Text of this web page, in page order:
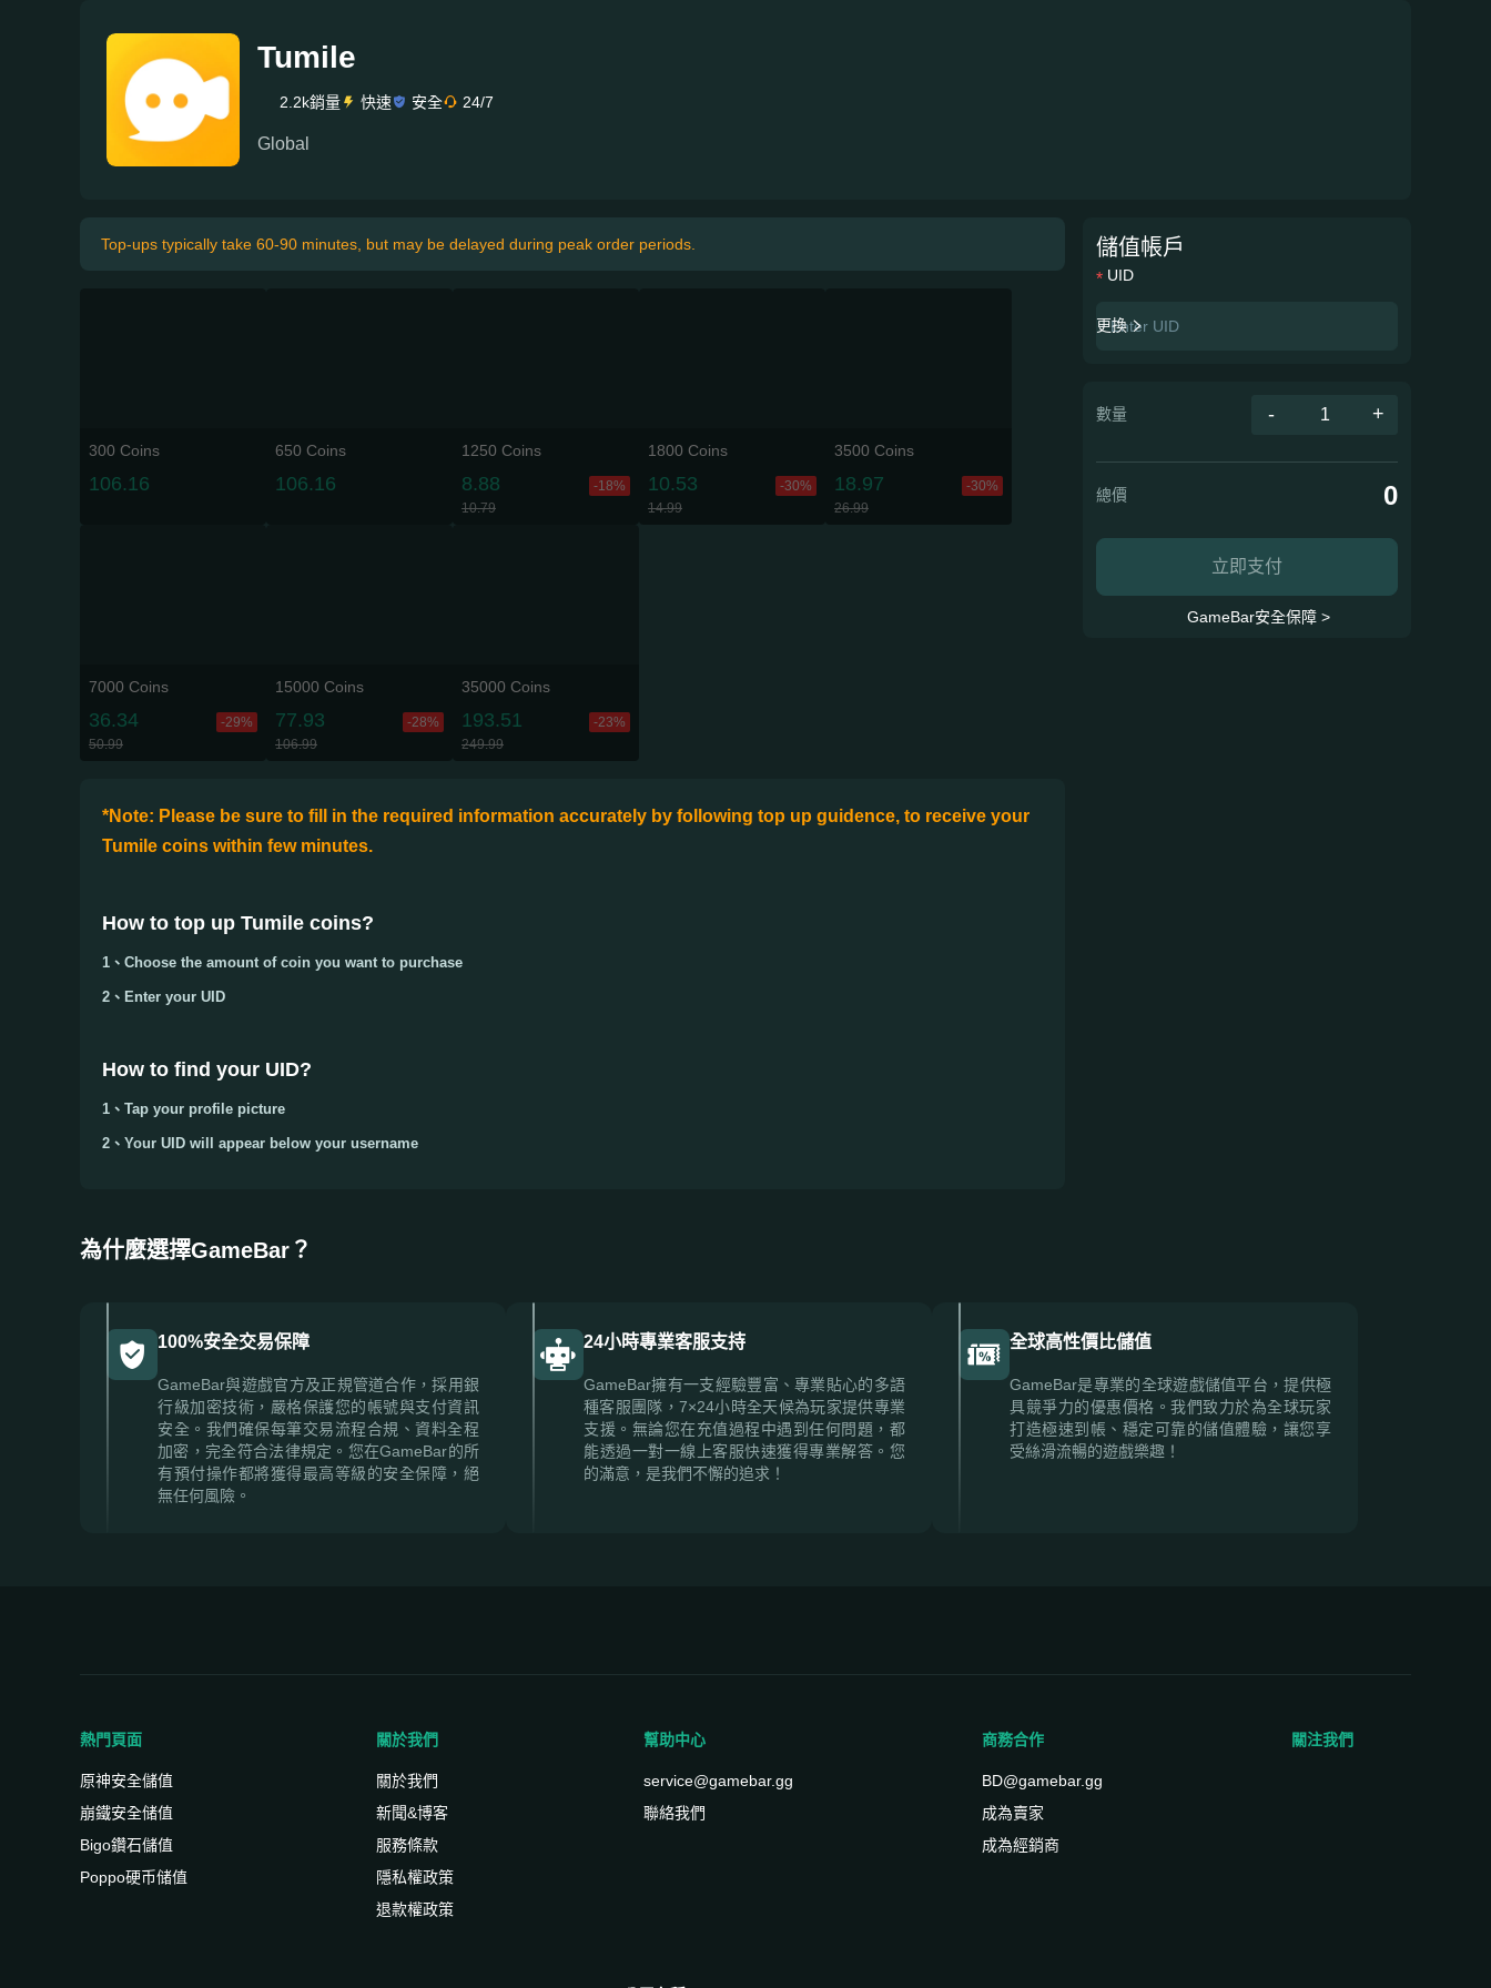
Tumile
2.2k銷量 快速 安全 24/7
Global
Top-ups typically take 60-90 minutes, but may be delayed during peak order periods.
300 Coins
106.16
650 Coins
106.16
1250 Coins
8.88
-18%
10.79
1800 Coins
10.53
-30%
14.99
3500 Coins
18.97
-30%
26.99
7000 Coins
36.34
-29%
50.99
15000 Coins
77.93
-28%
106.99
35000 Coins
193.51
-23%
249.99
儲值帳戶
UID
更換
數量 - +
總價 0
立即支付
GameBar安全保障 >
*Note: Please be sure to fill in the required information accurately by following top up guidence, to receive your
Tumile coins within few minutes.
How to top up Tumile coins?
1、Choose the amount of coin you want to purchase
2、Enter your UID
How to find your UID?
1、Tap your profile picture
2、Your UID will appear below your username
為什麼選擇GameBar？
100%安全交易保障
GameBar與遊戲官方及正規管道合作，採用銀
行級加密技術，嚴格保護您的帳號與支付資訊
安全。我們確保每筆交易流程合規、資料全程
加密，完全符合法律規定。您在GameBar的所
有預付操作都將獲得最高等級的安全保障，絕
無任何風險。
24小時專業客服支持
GameBar擁有一支經驗豐富、專業貼心的多語
種客服團隊，7×24小時全天候為玩家提供專業
支援。無論您在充值過程中遇到任何問題，都
能透過一對一線上客服快速獲得專業解答。您
的滿意，是我們不懈的追求！
全球高性價比儲值
GameBar是專業的全球遊戲儲值平台，提供極
具競爭力的優惠價格。我們致力於為全球玩家
打造極速到帳、穩定可靠的儲值體驗，讓您享
受絲滑流暢的遊戲樂趣！
熱門頁面
原神安全儲值
崩鐵安全储值
Bigo鑽石儲值
Poppo硬币储值
關於我們
關於我們
新聞&博客
服務條款
隱私權政策
退款權政策
幫助中心
service@gamebar.gg
聯絡我們
商務合作
BD@gamebar.gg
成為賣家
成為經銷商
關注我們